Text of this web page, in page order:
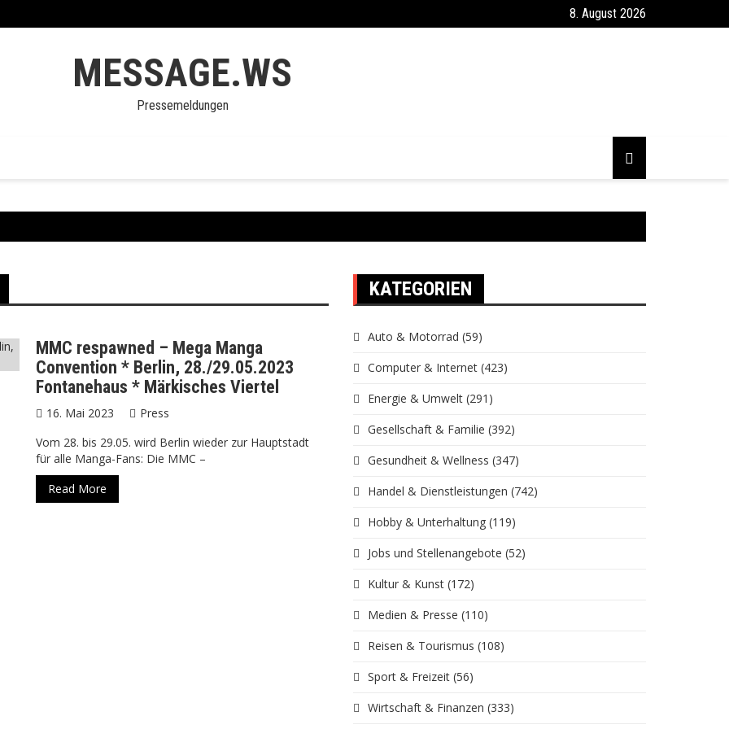
8. August 2026
MESSAGE.WS
Pressemeldungen
MMC respawned – Mega Manga
Convention * Berlin, 28./29.05.2023
Fontanehaus * Märkisches Viertel
16. Mai 2023
Press
Vom 28. bis 29.05. wird Berlin wieder zur Hauptstadt
für alle Manga-Fans: Die MMC –
Read More
KATEGORIEN
Auto & Motorrad (59)
Computer & Internet (423)
Energie & Umwelt (291)
Gesellschaft & Familie (392)
Gesundheit & Wellness (347)
Handel & Dienstleistungen (742)
Hobby & Unterhaltung (119)
Jobs und Stellenangebote (52)
Kultur & Kunst (172)
Medien & Presse (110)
Reisen & Tourismus (108)
Sport & Freizeit (56)
Wirtschaft & Finanzen (333)